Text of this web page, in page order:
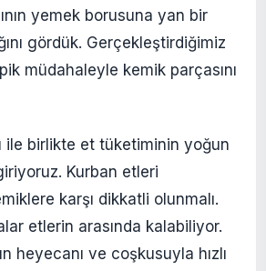
yemek borusuna yan bir
gördük. Gerçekleştirdiğimiz
müdahaleyle kemik parçasını
ile birlikte et tüketiminin yoğun
Kurban etleri
karşı dikkatli olunmalı.
etlerin arasında kalabiliyor.
heyecanı ve coşkusuyla hızlı